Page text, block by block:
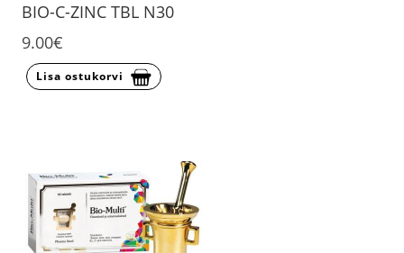
BIO-C-ZINC TBL N30
9.00€
Lisa ostukorvi